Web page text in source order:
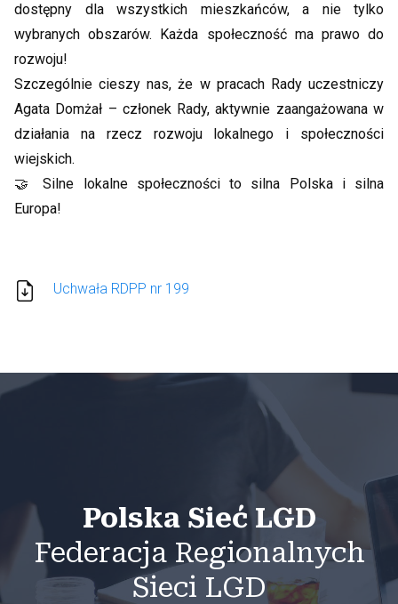
dostępny dla wszystkich mieszkańców, a nie tylko
wybranych obszarów. Każda społeczność ma prawo do
rozwoju!
Szczególnie cieszy nas, że w pracach Rady uczestniczy
Agata Domżał – członek Rady, aktywnie zaangażowana w
działania na rzecz rozwoju lokalnego i społeczności
wiejskich.
🤝 Silne lokalne społeczności to silna Polska i silna
Europa!
Uchwała RDPP nr 199
Polska Sieć LGD
Federacja Regionalnych
Sieci LGD